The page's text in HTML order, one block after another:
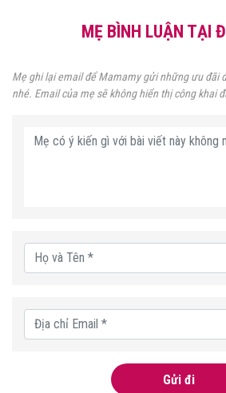
MẸ BÌNH LUẬN TẠI
Mẹ ghi lại email để Mamamy gửi những ưu đãi
nhé. Email của mẹ sẽ không hiển thị công khai
Gửi đi